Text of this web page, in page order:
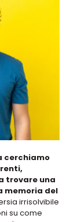
cerchiamo
trovare una
memoria del
irrisolvibile
su come